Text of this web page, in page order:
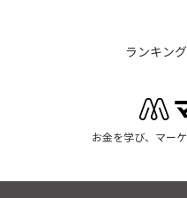
ランキン
お金を学び、マー